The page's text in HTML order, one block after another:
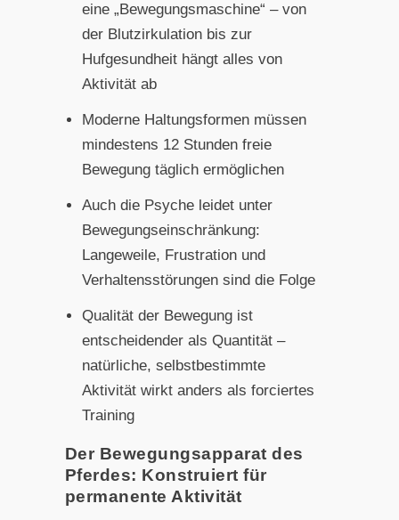
eine „Bewegungsmaschine“ – von
der Blutzirkulation bis zur
Hufgesundheit hängt alles von
Aktivität ab
Moderne Haltungsformen müssen
mindestens 12 Stunden freie
Bewegung täglich ermöglichen
Auch die Psyche leidet unter
Bewegungseinschränkung:
Langeweile, Frustration und
Verhaltensstörungen sind die Folge
Qualität der Bewegung ist
entscheidender als Quantität –
natürliche, selbstbestimmte
Aktivität wirkt anders als forciertes
Training
Der Bewegungsapparat des
Pferdes: Konstruiert für
permanente Aktivität